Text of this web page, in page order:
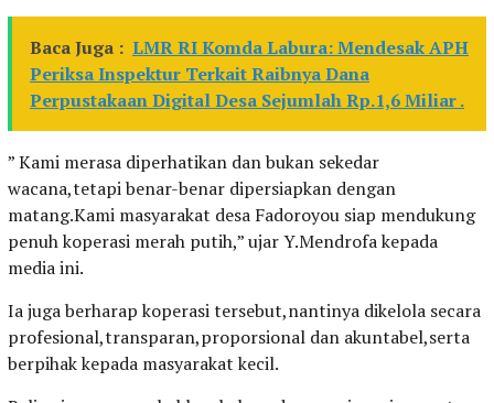
Baca Juga : LMR RI Komda Labura: Mendesak APH
Periksa Inspektur Terkait Raibnya Dana
Perpustakaan Digital Desa Sejumlah Rp.1,6 Miliar .
” Kami merasa diperhatikan dan bukan sekedar
wacana,tetapi benar-benar dipersiapkan dengan
matang.Kami masyarakat desa Fadoroyou siap mendukung
penuh koperasi merah putih,” ujar Y.Mendrofa kepada
media ini.
Ia juga berharap koperasi tersebut,nantinya dikelola secara
profesional,transparan,proporsional dan akuntabel,serta
berpihak kepada masyarakat kecil.